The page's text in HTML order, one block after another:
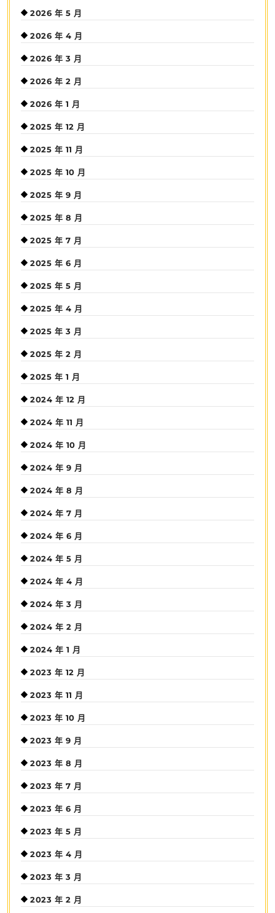
2026 年 5 月
2026 年 4 月
2026 年 3 月
2026 年 2 月
2026 年 1 月
2025 年 12 月
2025 年 11 月
2025 年 10 月
2025 年 9 月
2025 年 8 月
2025 年 7 月
2025 年 6 月
2025 年 5 月
2025 年 4 月
2025 年 3 月
2025 年 2 月
2025 年 1 月
2024 年 12 月
2024 年 11 月
2024 年 10 月
2024 年 9 月
2024 年 8 月
2024 年 7 月
2024 年 6 月
2024 年 5 月
2024 年 4 月
2024 年 3 月
2024 年 2 月
2024 年 1 月
2023 年 12 月
2023 年 11 月
2023 年 10 月
2023 年 9 月
2023 年 8 月
2023 年 7 月
2023 年 6 月
2023 年 5 月
2023 年 4 月
2023 年 3 月
2023 年 2 月